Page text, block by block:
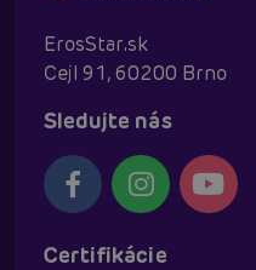
ErosStar.sk
Cejl 91, 60200 Brno
Sledujte nás
Certifikácie